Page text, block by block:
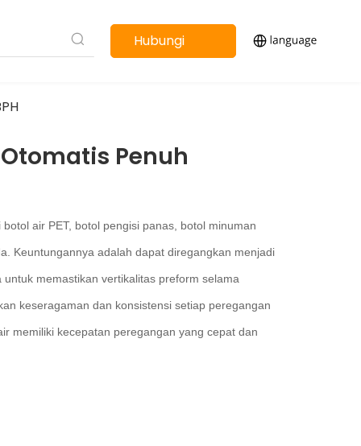
Hubungi
Penuh
air PET, botol pengisi panas, botol minuman
Keuntungannya adalah dapat diregangkan menjadi
memastikan vertikalitas preform selama
keseragaman dan konsistensi setiap peregangan
memiliki kecepatan peregangan yang cepat dan